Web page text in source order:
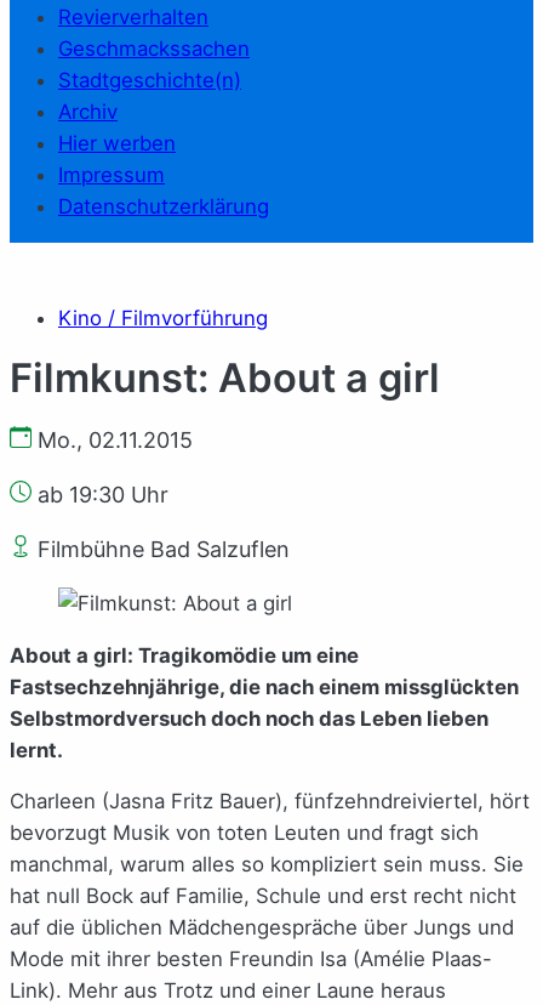
Revierverhalten
Geschmackssachen
Stadtgeschichte(n)
Archiv
Hier werben
Impressum
Datenschutzerklärung
Kino / Filmvorführung
Filmkunst: About a girl
Mo., 02.11.2015
ab 19:30 Uhr
Filmbühne Bad Salzuflen
About a girl: Tragikomödie um eine
Fastsechzehnjährige, die nach einem missglückten
Selbstmordversuch doch noch das Leben lieben
lernt.
Charleen (Jasna Fritz Bauer), fünfzehndreiviertel, hört
bevorzugt Musik von toten Leuten und fragt sich
manchmal, warum alles so kompliziert sein muss. Sie
hat null Bock auf Familie, Schule und erst recht nicht
auf die üblichen Mädchengespräche über Jungs und
Mode mit ihrer besten Freundin Isa (Amélie Plaas-
Link). Mehr aus Trotz und einer Laune heraus